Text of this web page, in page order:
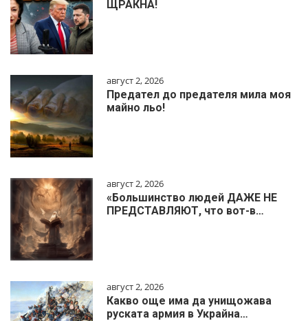
ЩРАКНА!
август 2, 2026
Предател до предателя мила моя
майно льо!
август 2, 2026
«Большинство людей ДАЖЕ НЕ
ПРЕДСТАВЛЯЮТ, что вот-в…
август 2, 2026
Какво още има да унищожава
руската армия в Украйна…